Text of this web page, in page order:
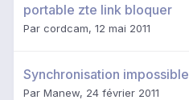
portable zte link bloquer
Par cordcam, 12 mai 2011
Synchronisation impossible
Par Manew, 24 février 2011